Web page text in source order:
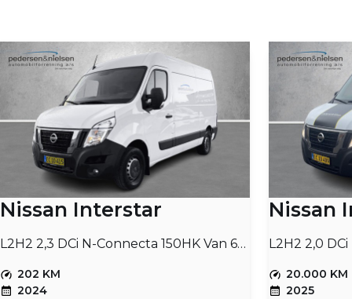
Nissan Interstar
L2H2 2,3 DCi N-Connecta 150HK Van 6g Aut.
202 KM
2024
Nissan
L2H2 2,0
20.000 KM
2025